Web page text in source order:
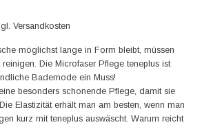
Versandkosten
möglichst lange in Form bleibt, müssen
Die Microfaser Pflege teneplus ist
Bademode ein Muss!
besonders schonende Pflege, damit sie
Elastizität erhält man am besten, wenn man
kurz mit teneplus auswäscht. Warum reicht